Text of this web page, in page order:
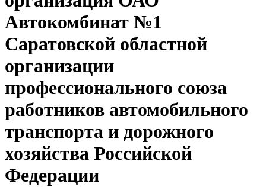
Автокомбинат №1
Саратовской областной
организации
профессионального союза
работников автомобильного
транспорта и дорожного
хозяйства Российской
Федерации